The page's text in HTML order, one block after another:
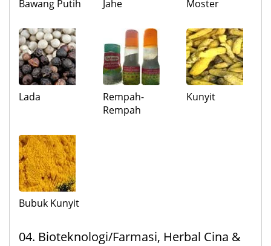
Bawang Putih Jahe Moster
Lada
Rempah-
Rempah
Kunyit
Bubuk Kunyit
04. Bioteknologi/Farmasi, Herbal Cina &